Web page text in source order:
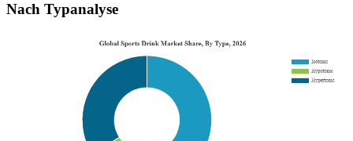
Nach Typanalyse